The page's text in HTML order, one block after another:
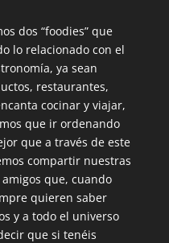
dos “foodies” que
lo relacionado con el
ya sean
restaurantes,
cocinar y viajar,
que ir ordenando
que a través de este
compartir nuestras
que, cuando
quieren saber
y a todo el universo
que si tenéis